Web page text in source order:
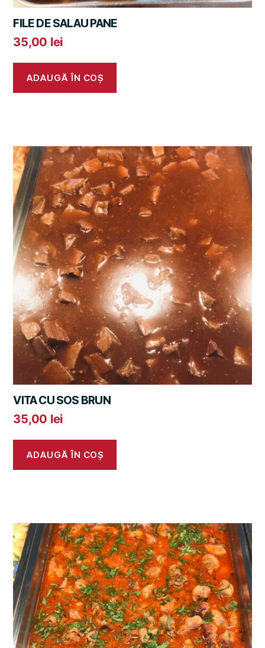
FILE DE SALAU PANE
35,00 lei
ADAUGĂ ÎN COȘ
VITA CU SOS BRUN
35,00 lei
ADAUGĂ ÎN COȘ